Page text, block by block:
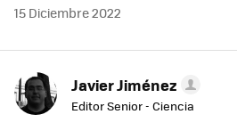
15 Diciembre 2022
Javier Jiménez
Editor Senior - Ciencia